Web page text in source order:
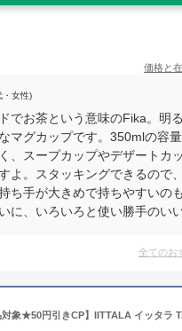
価格と
・女性)
でお茶という意味のFika。明
マグカップです。350mlの容
、スープカップやデザートカ
よ。スタッキングできるので
ち手が大きめで持ちやすいの
に、いろいろと使い勝手のい
全てのお